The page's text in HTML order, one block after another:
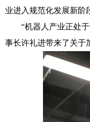
业进入规范化发展新阶
“机器人产业正处于
事长许礼进带来了关于